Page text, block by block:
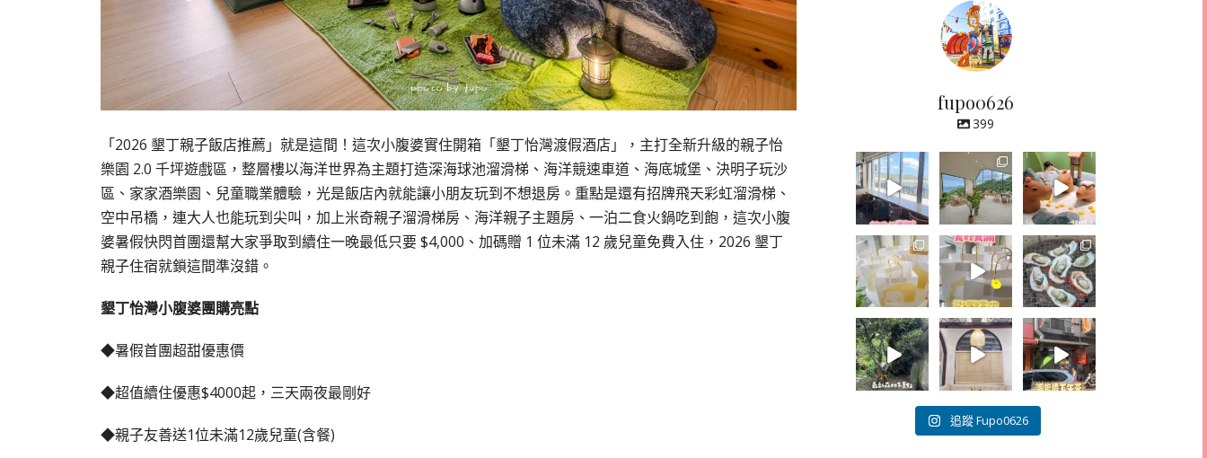
「2026 墾丁親子飯店推薦」就是這間！這次小腹婆實住開箱「墾丁怡灣渡假酒店」，主打全新升級的親子怡
樂園 2.0 千坪遊戲區，整層樓以海洋世界為主題打造深海球池溜滑梯、海洋競速車道、海底城堡、決明子玩沙
區、家家酒樂園、兒童職業體驗，光是飯店內就能讓小朋友玩到不想退房。重點是還有招牌飛天彩虹溜滑梯、
空中吊橋，連大人也能玩到尖叫，加上米奇親子溜滑梯房、海洋親子主題房、一泊二食火鍋吃到飽，這次小腹
婆暑假快閃首團還幫大家爭取到續住一晚最低只要 $4,000、加碼贈 1 位未滿 12 歲兒童免費入住，2026 墾丁
親子住宿就鎖這間準沒錯。
墾丁怡灣小腹婆團購亮點
◆暑假首團超甜優惠價
◆超值續住優惠$4000起，三天兩夜最剛好
◆親子友善送1位未滿12歲兒童(含餐)
fupo0626
399
追蹤 Fupo0626